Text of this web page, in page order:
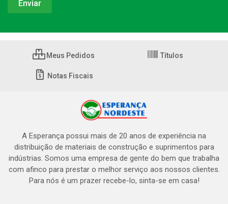
Meus Pedidos Títulos
Notas Fiscais
A Esperança possui mais de 20 anos de experiência na
distribuição de materiais de construção e suprimentos para
indústrias. Somos uma empresa de gente do bem que trabalha
com afinco para prestar o melhor serviço aos nossos clientes.
Para nós é um prazer recebe-lo, sinta-se em casa!